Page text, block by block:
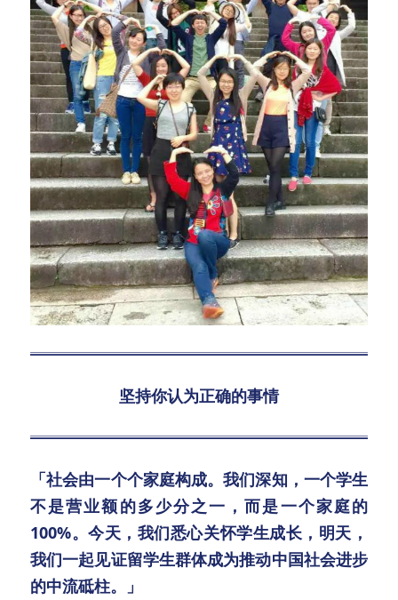
坚持你认为正确的事情
「社会由一个个家庭构成。我们深知，一个学生
不是营业额的多少分之一，而是一个家庭的
100%。今天，我们悉心关怀学生成长，明天，
我们一起见证留学生群体成为推动中国社会进步
的中流砥柱。」